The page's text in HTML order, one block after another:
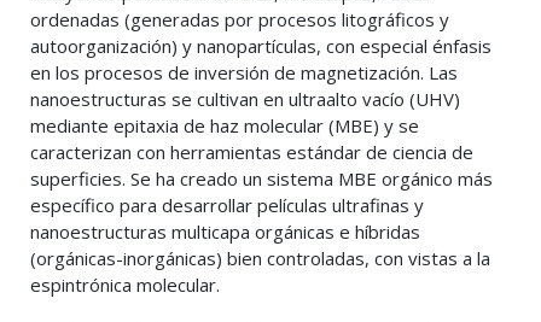
ordenadas (generadas por procesos litográficos y
autoorganización) y nanopartículas, con especial énfasis
en los procesos de inversión de magnetización. Las
nanoestructuras se cultivan en ultraalto vacío (UHV)
mediante epitaxia de haz molecular (MBE) y se
caracterizan con herramientas estándar de ciencia de
superficies. Se ha creado un sistema MBE orgánico más
específico para desarrollar películas ultrafinas y
nanoestructuras multicapa orgánicas e híbridas
(orgánicas-inorgánicas) bien controladas, con vistas a la
espintrónica molecular.